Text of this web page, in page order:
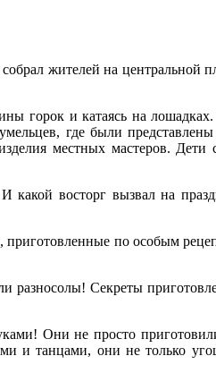
жителей на центральной
горок и катаясь на
где были
местных мастеров. Дети
восторг вызвал на
по особым
Секреты
Они не просто
и танцами, они не только